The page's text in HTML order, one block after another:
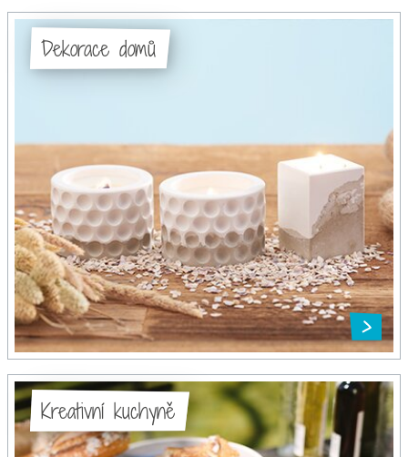
Dekorace domů
Kreativní kuchyně